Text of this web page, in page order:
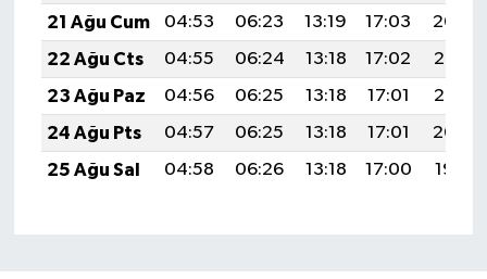
21 Ağu Cum
04:53 06:23 13:19 17:03
20:04
22 Ağu Cts
04:55 06:24 13:18 17:02
20:03
23 Ağu Paz
04:56 06:25 13:18 17:01
20:02
24 Ağu Pts
04:57 06:25 13:18 17:01
20:00
25 Ağu Sal
04:58 06:26 13:18 17:00 19:59